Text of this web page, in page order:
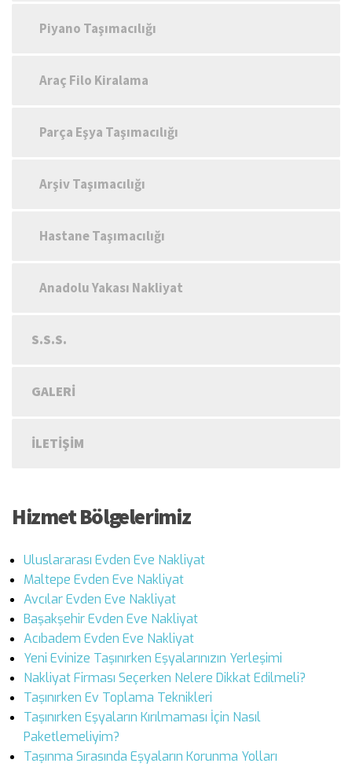
Piyano Taşımacılığı
Araç Filo Kiralama
Parça Eşya Taşımacılığı
Arşiv Taşımacılığı
Hastane Taşımacılığı
Anadolu Yakası Nakliyat
S.S.S.
GALERI
İLETIŞIM
Hizmet Bölgelerimiz
Uluslararası Evden Eve Nakliyat
Maltepe Evden Eve Nakliyat
Avcılar Evden Eve Nakliyat
Başakşehir Evden Eve Nakliyat
Acıbadem Evden Eve Nakliyat
Yeni Evinize Taşınırken Eşyalarınızın Yerleşimi
Nakliyat Firması Seçerken Nelere Dikkat Edilmeli?
Taşınırken Ev Toplama Teknikleri
Taşınırken Eşyaların Kırılmaması İçin Nasıl
Paketlemeliyim?
Taşınma Sırasında Eşyaların Korunma Yolları